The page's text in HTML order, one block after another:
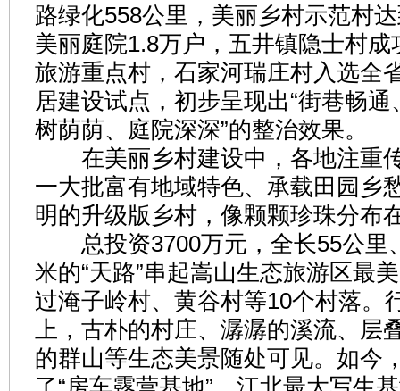
路绿化558公里，美丽乡村示范村
美丽庭院1.8万户，五井镇隐士村成
旅游重点村，石家河瑞庄村入选全
居建设试点，初步呈现出“街巷畅
树荫荫、庭院深深”的整治效果。
在美丽乡村建设中，各地注重
一大批富有地域特色、承载田园乡
明的升级版乡村，像颗颗珍珠分布
总投资3700万元，全长55公里
米的“天路”串起嵩山生态旅游区最
过淹子岭村、黄谷村等10个村落。
上，古朴的村庄、潺潺的溪流、层
的群山等生态美景随处可见。如今